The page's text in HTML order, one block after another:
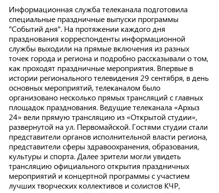
Информационная служба телеканала подготовила
специальные праздничные выпуски программы
"Событий дня". На протяжении каждого дня
празднования корреспонденты информационной
службы выходили на прямые включения из разных
точек города и региона и подробно рассказывали о том,
как проходят праздничные мероприятия. Впервые в
истории регионального телевидения 29 сентября, в день
основных мероприятий, телеканалом было
организовано несколько прямых трансляций с главных
площадок празднования. Ведущие телеканала «Архыз
24» вели прямую трансляцию из «Открытой студии»,
развернутой на ул. Первомайской. Гостями студии стали
представители органов исполнительной власти региона,
представители сферы здравоохранения, образования,
культуры и спорта. Далее зрители могли увидеть
трансляцию официального открытия праздничных
мероприятий и концертной программы с участием
лучших творческих коллективов и солистов КЧР,